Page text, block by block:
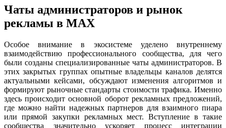
Чаты администраторов и рынок
рекламы в MAX
Особое внимание в экосистеме уделено внутреннему
взаимодействию профессионального сообщества, для чего
были созданы специализированные чаты администраторов. В
этих закрытых группах опытные владельцы каналов делятся
актуальными кейсами, обсуждают изменения алгоритмов и
формируют рыночные стандарты стоимости трафика. Именно
здесь происходит основной оборот рекламных предложений,
где можно найти надежных партнеров для взаимного пиара
или прямой закупки рекламных мест. Вступление в такие
сообщества значительно ускоряет процесс интеграции